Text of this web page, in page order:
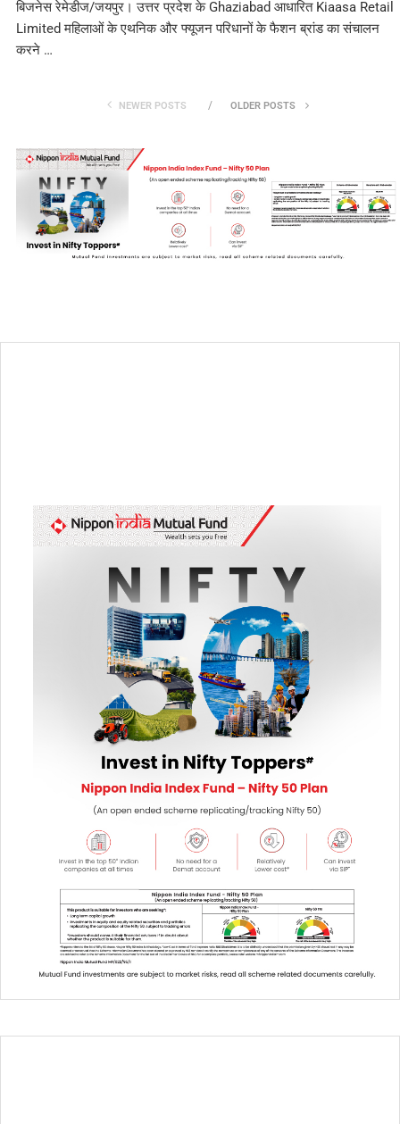
बिजनेस रेमेडीज/जयपुर। उत्तर प्रदेश के Ghaziabad आधारित Kiaasa Retail
Limited महिलाओं के एथनिक और फ्यूजन परिधानों के फैशन ब्रांड का संचालन
करने …
NEWER POSTS OLDER POSTS